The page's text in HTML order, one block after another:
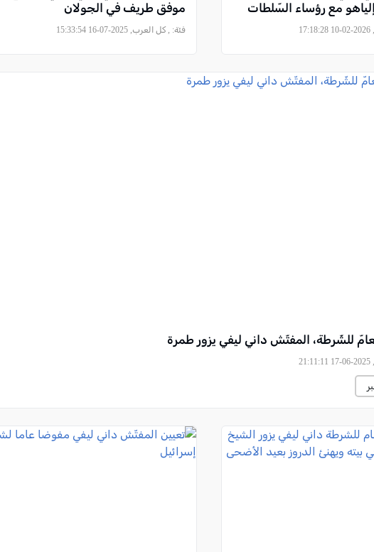
إلياهو مع رؤساء السّلطات
موفق طريف في الجولان
فئة: , كل العرب, 2025-07-16 15:33:54
للشّرطة، المفتّش داني ليفي يزور طمرة